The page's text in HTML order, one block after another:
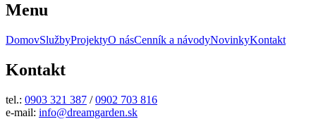
Menu
DomovSlužbyProjektyO násCenník a návodyNovinkyKontakt
Kontakt
tel.: 0903 321 387 /0902 703 816
e-mail: info@dreamgarden.sk